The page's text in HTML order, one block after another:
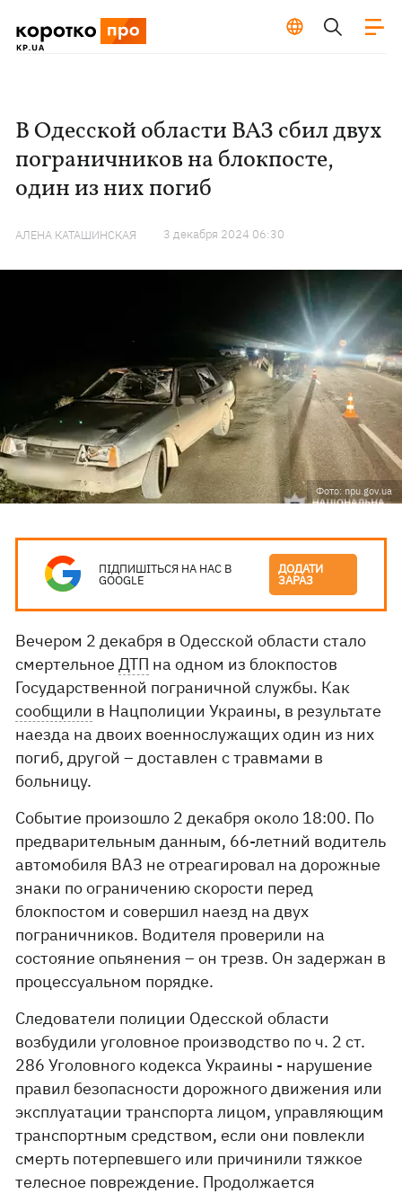
В Одесской области ВАЗ сбил двух
пограничников на блокпосте,
один из них погиб
АЛЕНА КАТАШИНСКАЯ 3 декабря 2024 06:30
Фото: npu.gov.ua
ПІДПИШІТЬСЯ НА НАС В
GOOGLE
ДОДАТИ
ЗАРАЗ
Вечером 2 декабря в Одесской области стало
смертельноеДТП на одном из блокпостов
Государственной пограничной службы. Как
сообщили в Нацполиции Украины, в результате
наезда на двоих военнослужащих один из них
погиб, другой – доставлен с травмами в
больницу.
Событие произошло 2 декабря около 18:00. По
предварительным данным, 66-летний водитель
автомобиля ВАЗ не отреагировал на дорожные
знаки по ограничению скорости перед
блокпостом и совершил наезд на двух
пограничников. Водителя проверили на
состояние опьянения – он трезв. Он задержан в
процессуальном порядке.
Следователи полиции Одесской области
возбудили уголовное производство по ч. 2 ст.
286 Уголовного кодекса Украины - нарушение
правил безопасности дорожного движения или
эксплуатации транспорта лицом, управляющим
транспортным средством, если они повлекли
смерть потерпевшего или причинили тяжкое
телесное повреждение. Продолжается